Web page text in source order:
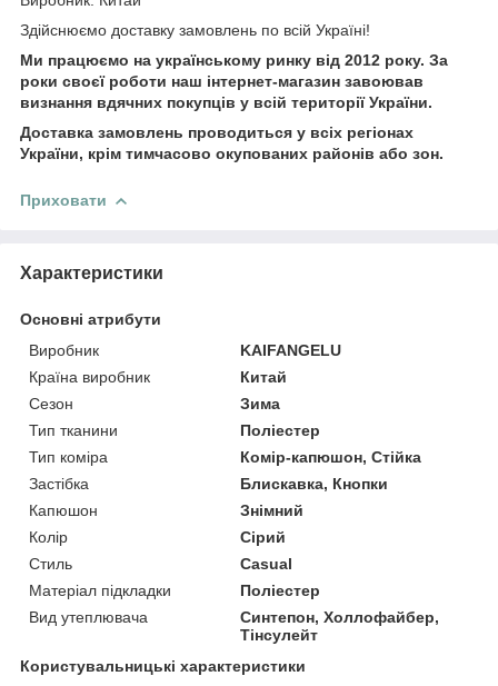
Здійснюємо доставку замовлень по всій Україні!
Ми працюємо на українському ринку від 2012 року. За
роки своєї роботи наш інтернет-магазин завоював
визнання вдячних покупців у всій території України.
Доставка замовлень проводиться у всіх регіонах
України, крім тимчасово окупованих районів або зон.
Приховати
Характеристики
Основні атрибути
Виробник
KAIFANGELU
Країна виробник
Китай
Сезон
Зима
Тип тканини
Поліестер
Тип коміра
Комір-капюшон, Стійка
Застібка
Блискавка, Кнопки
Капюшон
Знімний
Колір
Сірий
Стиль
Casual
Матеріал підкладки
Поліестер
Вид утеплювача
Синтепон, Холлофайбер,
Тінсулейт
Користувальницькі характеристики